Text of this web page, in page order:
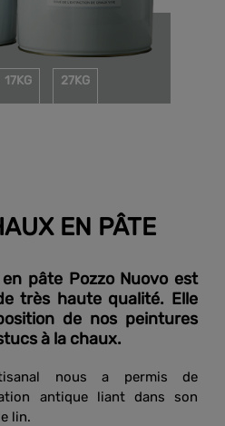
17KG 27KG
EN PÂTE
pâte Pozzo Nuovo est
très haute qualité. Elle
de nos peintures
à la chaux.
nous a permis de
antique liant dans son
lin.